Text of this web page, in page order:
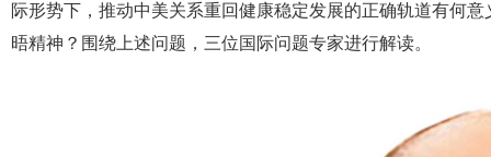
际形势下，推动中美关系重回健康稳定发展的正确轨道有何
晤精神？围绕上述问题，三位国际问题专家进行解读。